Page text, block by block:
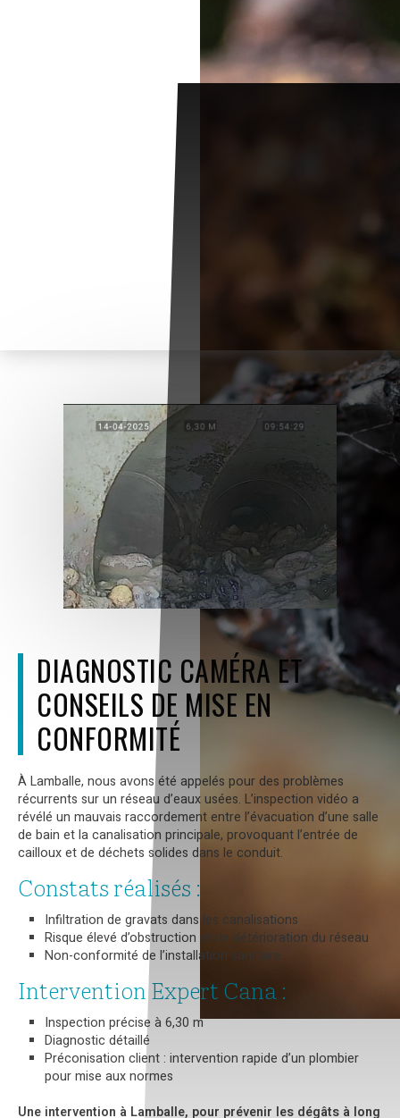
DIAGNOSTIC CAMÉRA ET
CONSEILS DE MISE EN
CONFORMITÉ
À Lamballe, nous avons été appelés pour des problèmes
récurrents sur un réseau d’eaux usées. L’inspection vidéo a
révélé un mauvais raccordement entre l’évacuation d’une salle
de bain et la canalisation principale, provoquant l’entrée de
cailloux et de déchets solides dans le conduit.
Constats réalisés :
Infiltration de gravats dans les canalisations
Risque élevé d’obstruction et de détérioration du réseau
Non-conformité de l’installation sanitaire
Intervention Expert Cana :
Inspection précise à 6,30 m
Diagnostic détaillé
Préconisation client : intervention rapide d’un plombier
pour mise aux normes
Une intervention à Lamballe, pour prévenir les dégâts à long